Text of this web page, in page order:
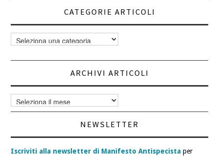
CATEGORIE ARTICOLI
Categorie
articoli
ARCHIVI ARTICOLI
Archivi
articoli
NEWSLETTER
Iscriviti alla newsletter di Manifesto Antispecista per